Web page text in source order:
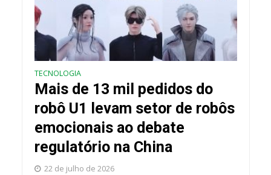
TECNOLOGIA
Mais de 13 mil pedidos do
robô U1 levam setor de robôs
emocionais ao debate
regulatório na China
22 de julho de 2026